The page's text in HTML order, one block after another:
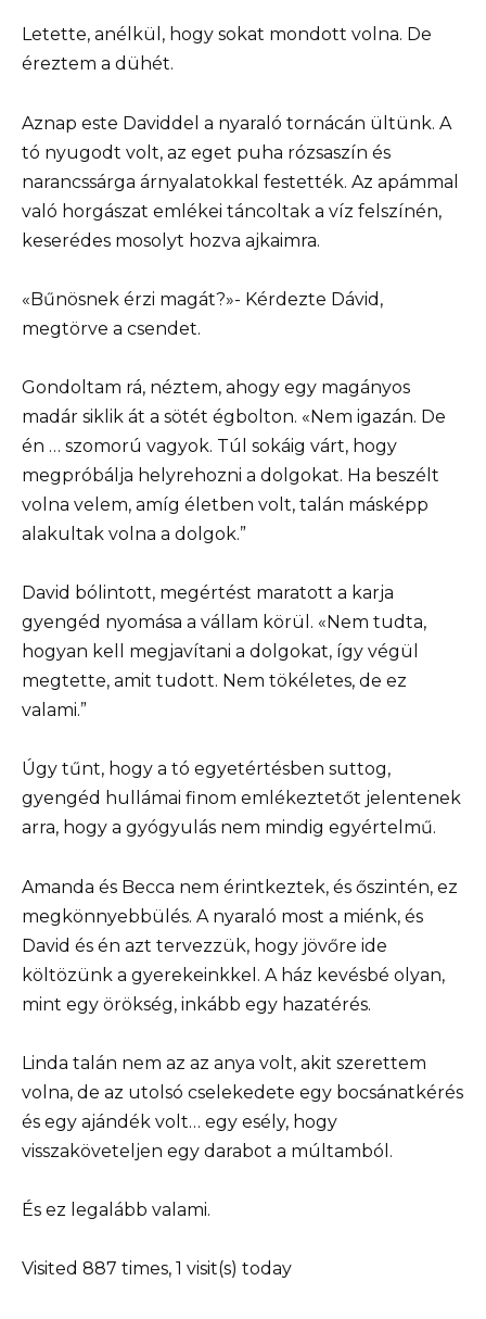
Letette, anélkül, hogy sokat mondott volna. De
éreztem a dühét.
Aznap este Daviddel a nyaraló tornácán ültünk. A
tó nyugodt volt, az eget puha rózsaszín és
narancssárga árnyalatokkal festették. Az apámmal
való horgászat emlékei táncoltak a víz felszínén,
keserédes mosolyt hozva ajkaimra.
«Bűnösnek érzi magát?»- Kérdezte Dávid,
megtörve a csendet.
Gondoltam rá, néztem, ahogy egy magányos
madár siklik át a sötét égbolton. «Nem igazán. De
én … szomorú vagyok. Túl sokáig várt, hogy
megpróbálja helyrehozni a dolgokat. Ha beszélt
volna velem, amíg életben volt, talán másképp
alakultak volna a dolgok.”
David bólintott, megértést maratott a karja
gyengéd nyomása a vállam körül. «Nem tudta,
hogyan kell megjavítani a dolgokat, így végül
megtette, amit tudott. Nem tökéletes, de ez
valami.”
Úgy tűnt, hogy a tó egyetértésben suttog,
gyengéd hullámai finom emlékeztetőt jelentenek
arra, hogy a gyógyulás nem mindig egyértelmű.
Amanda és Becca nem érintkeztek, és őszintén, ez
megkönnyebbülés. A nyaraló most a miénk, és
David és én azt tervezzük, hogy jövőre ide
költözünk a gyerekeinkkel. A ház kevésbé olyan,
mint egy örökség, inkább egy hazatérés.
Linda talán nem az az anya volt, akit szerettem
volna, de az utolsó cselekedete egy bocsánatkérés
és egy ajándék volt… egy esély, hogy
visszaköveteljen egy darabot a múltamból.
És ez legalább valami.
Visited 887 times, 1 visit(s) today